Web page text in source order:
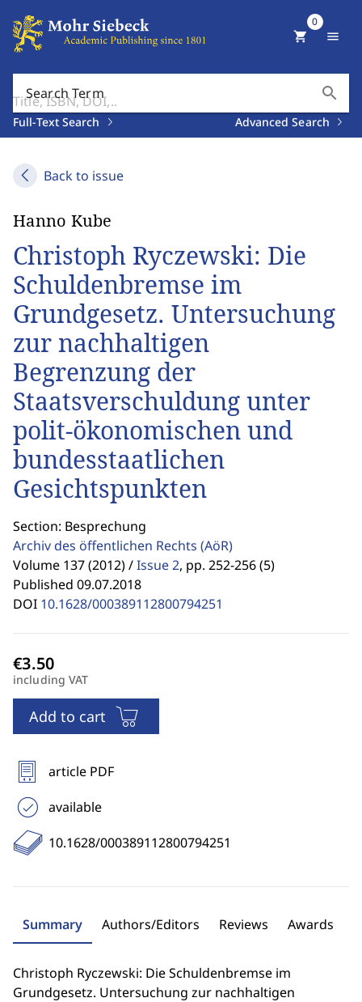
Search Term search
Full-Text Search Advanced Search
shopping_cart
0
menu
Back to issue
Hanno Kube
Christoph Ryczewski: Die
Schuldenbremse im
Grundgesetz. Untersuchung
zur nachhaltigen
Begrenzung der
Staatsverschuldung unter
polit-ökonomischen und
bundesstaatlichen
Gesichtspunkten
Section: Besprechung
Archiv des öffentlichen Rechts (AöR)
Volume 137 (2012) /Issue 2, pp. 252-256 (5)
Published 09.07.2018
DOI 10.1628/000389112800794251
including VAT
Add to cart
article PDF
available
10.1628/000389112800794251
Summary Authors/Editors Reviews Awards
Christoph Ryczewski: Die Schuldenbremse im
Grundgesetz. Untersuchung zur nachhaltigen